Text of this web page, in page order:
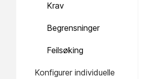
Krav
Begrensninger
Feilsøking
Konfigurer individuelle